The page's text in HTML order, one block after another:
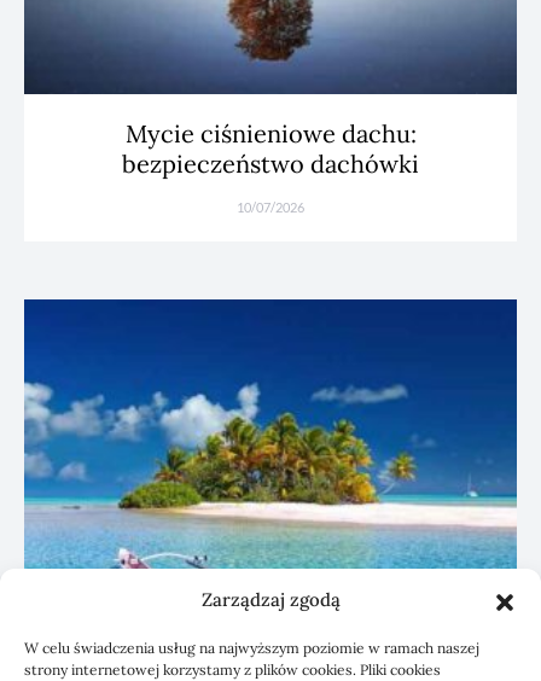
Zarządzaj zgodą
W celu świadczenia usług na najwyższym poziomie w ramach naszej
strony internetowej korzystamy z plików cookies. Pliki cookies
Mycie ciśnieniowe dachu:
bezpieczeństwo dachówki
10/07/2026